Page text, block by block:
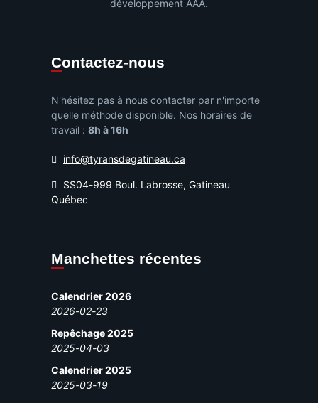
développement AAA.
Contactez-nous
N'hésitez pas à nous contacter par n'importe
quelle méthode disponible. Nos horaires de
travail : 8h à 16h
info@tyransdegatineau.ca
SS04-999 Boul. Labrosse, Gatineau
Québec
Manchettes récentes
Calendrier 2026
2026-02-23
Repêchage 2025
2025-04-03
Calendrier 2025
2025-03-19